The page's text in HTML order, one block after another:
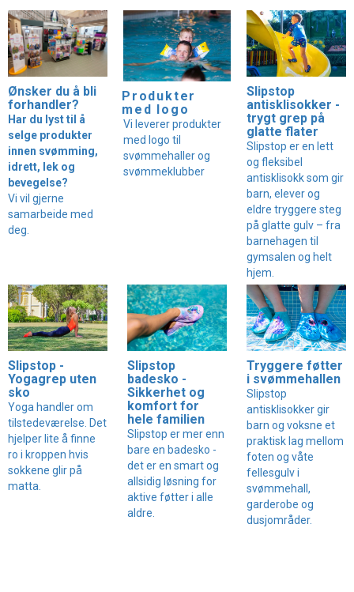
Ønsker du å bli
forhandler?
Har du lyst til å
selge produkter
innen svømming,
idrett, lek og
bevegelse?
Vi vil gjerne
samarbeide med
deg.
Produkter
med logo
Vi leverer produkter
med logo til
svømmehaller og
svømmeklubber
Slipstop
antisklisokker -
trygt grep på
glatte flater
Slipstop er en lett
og fleksibel
antisklisokk som gir
barn, elever og
eldre tryggere steg
på glatte gulv – fra
barnehagen til
gymsalen og helt
hjem.
Slipstop -
Yogagrep uten
sko
Yoga handler om
tilstedeværelse. Det
hjelper lite å finne
ro i kroppen hvis
sokkene glir på
matta.
Slipstop
badesko -
Sikkerhet og
komfort for
hele familien
Slipstop er mer enn
bare en badesko -
det er en smart og
allsidig løsning for
aktive føtter i alle
aldre.
Tryggere føtter
i svømmehallen
Slipstop
antisklisokker gir
barn og voksne et
praktisk lag mellom
foten og våte
fellesgulv i
svømmehall,
garderobe og
dusjområder.